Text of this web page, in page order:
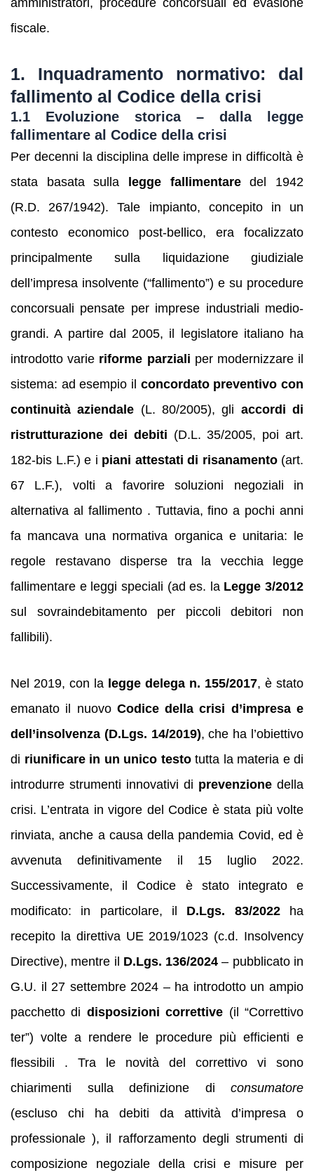
fiscale.
1. Inquadramento normativo: dal
fallimento al Codice della crisi
1.1 Evoluzione storica – dalla legge
fallimentare al Codice della crisi
Per decenni la disciplina delle imprese in difficoltà è
stata basata sulla legge fallimentaredel 1942
(R.D. 267/1942). Tale impianto, concepito in un
contesto economico post-bellico, era focalizzato
principalmente sulla liquidazione giudiziale
dell’impresa insolvente (“fallimento”) e su procedure
concorsuali pensate per imprese industriali medio-
grandi. A partire dal 2005, il legislatore italiano ha
introdotto varie riforme parziali per modernizzare il
sistema: ad esempio il concordato preventivo con
continuità aziendale (L. 80/2005), gli accordi di
ristrutturazione dei debiti (D.L. 35/2005, poi art.
182-bis L.F.) e i piani attestati di risanamento(art.
67 L.F.), volti a favorire soluzioni negoziali in
alternativa al fallimento . Tuttavia, fino a pochi anni
fa mancava una normativa organica e unitaria: le
regole restavano disperse tra la vecchia legge
fallimentare e leggi speciali (ad es. la Legge 3/2012
sul sovraindebitamento per piccoli debitori non
fallibili).
Nel 2019, con la legge delega n. 155/2017, è stato
emanato il nuovo Codice della crisi d’impresa e
dell’insolvenza (D.Lgs. 14/2019), che ha l’obiettivo
di riunificare in un unico testotutta la materia e di
introdurre strumenti innovativi di prevenzione della
crisi. L’entrata in vigore del Codice è stata più volte
rinviata, anche a causa della pandemia Covid, ed è
avvenuta definitivamente il 15 luglio 2022.
Successivamente, il Codice è stato integrato e
modificato: in particolare, il D.Lgs. 83/2022ha
recepito la direttiva UE 2019/1023 (c.d. Insolvency
Directive), mentre il D.Lgs. 136/2024 – pubblicato in
G.U. il 27 settembre 2024 – ha introdotto un ampio
pacchetto di disposizioni correttive (il “Correttivo
ter”) volte a rendere le procedure più efficienti e
flessibili . Tra le novità del correttivo vi sono
chiarimenti sulla definizione di consumatore
(escluso chi ha debiti da attività d’impresa o
professionale ), il rafforzamento degli strumenti di
composizione negoziale della crisi e misure per